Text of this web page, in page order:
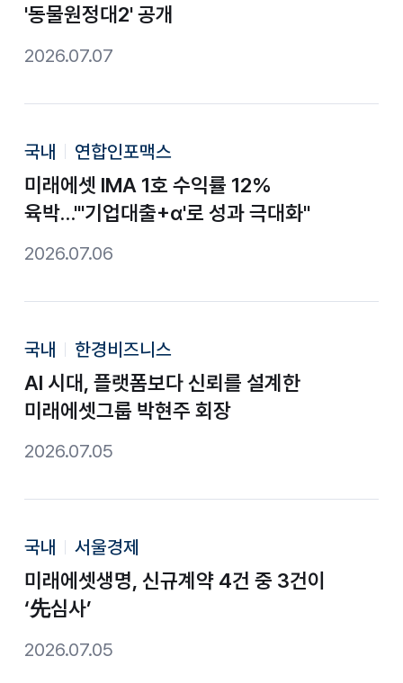
'동물원정대2' 공개
2026.07.07
국내 연합인포맥스
미래에셋 IMA 1호 수익률 12%
육박…"'기업대출+α'로 성과 극대화"
2026.07.06
국내 한경비즈니스
AI 시대, 플랫폼보다 신뢰를 설계한
미래에셋그룹 박현주 회장
2026.07.05
국내 서울경제
미래에셋생명, 신규계약 4건 중 3건이
‘先심사’
2026.07.05